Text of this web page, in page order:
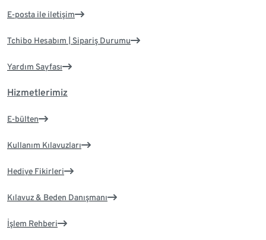
E-posta ile iletişim
Tchibo Hesabım | Sipariş Durumu
Yardım Sayfası
Hizmetlerimiz
E-bülten
Kullanım Kılavuzları
Hediye Fikirleri
Kılavuz & Beden Danışmanı
İşlem Rehberi